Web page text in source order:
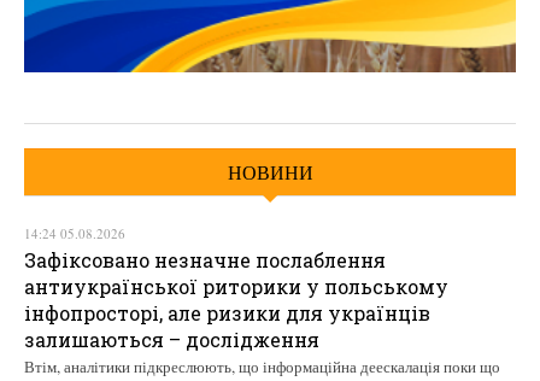
НОВИНИ
14:24 05.08.2026
Зафіксовано незначне послаблення
антиукраїнської риторики у польському
інфопросторі, але ризики для українців
залишаються – дослідження
Втім, аналітики підкреслюють, що інформаційна деескалація поки що